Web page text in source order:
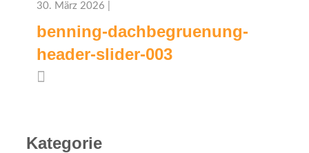
30. März 2026 |
benning-dachbegruenung-
header-slider-003
Kategorie